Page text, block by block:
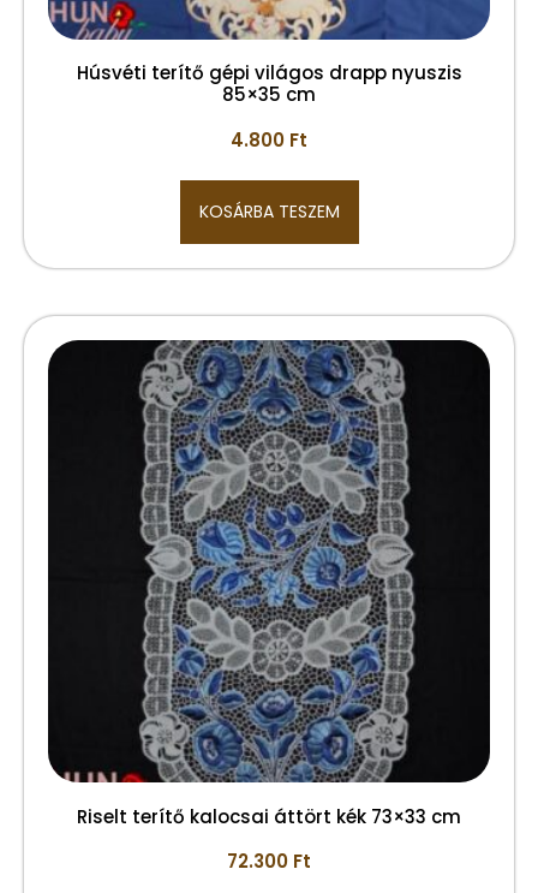
Húsvéti terítő gépi világos drapp nyuszis
85×35 cm
4.800 Ft
KOSÁRBA TESZEM
Riselt terítő kalocsai áttört kék 73×33 cm
72.300 Ft